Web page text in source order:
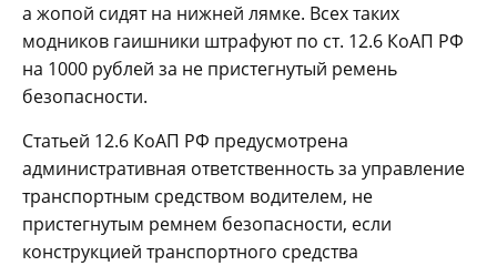
а жопой сидят на нижней лямке. Всех таких
модников гаишники штрафуют по ст. 12.6 КоАП РФ
на 1000 рублей за не пристегнутый ремень
безопасности.
Статьей 12.6 КоАП РФ предусмотрена
административная ответственность за управление
транспортным средством водителем, не
пристегнутым ремнем безопасности, если
конструкцией транспортного средства